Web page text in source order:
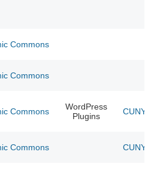
Commons
Commons
Commons
WordPress
Plugins
CUNY
Commons CUNY